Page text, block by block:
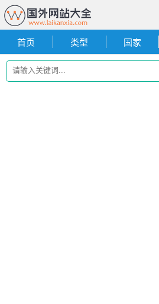
首页 类型 国家